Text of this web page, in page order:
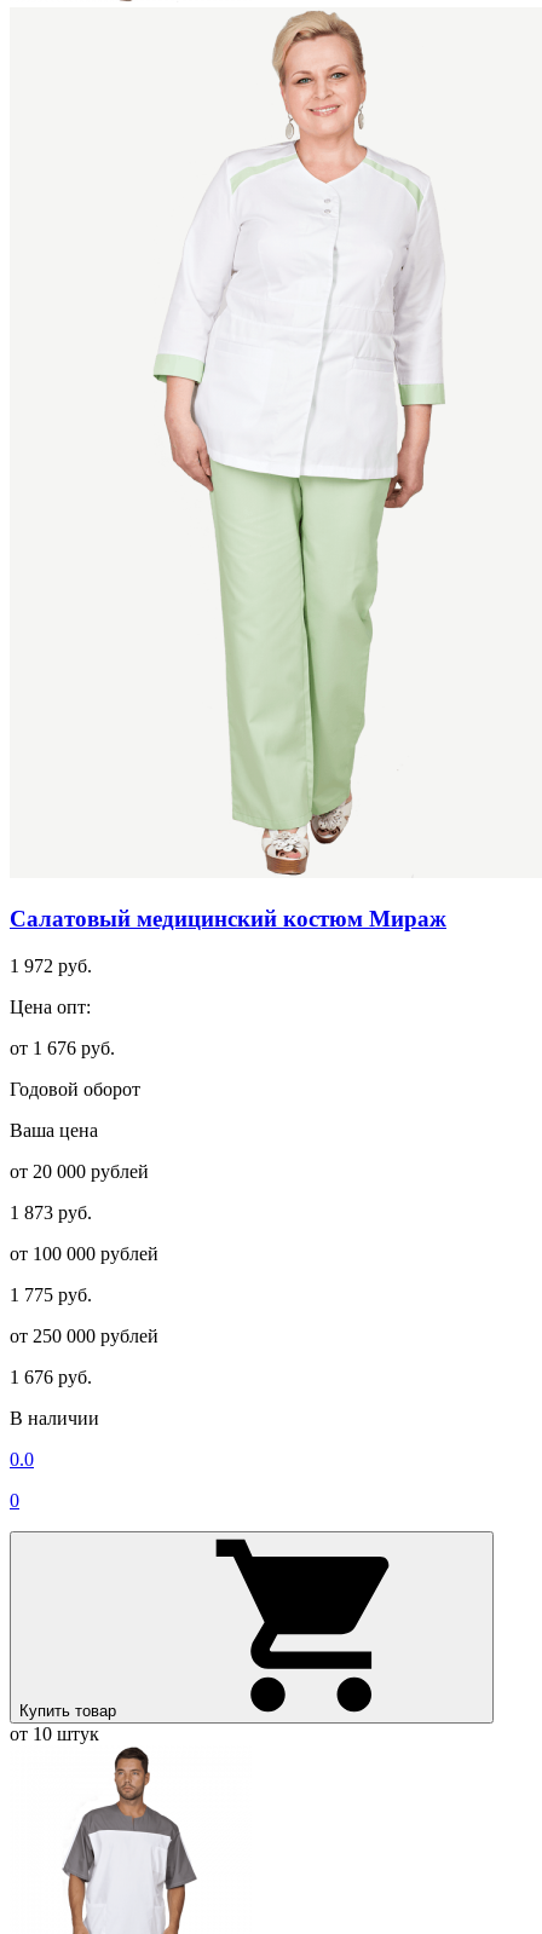
Салатовый медицинский костюм Мираж
1 972 руб.
Цена опт:
от 1 676 руб.
Годовой оборот
Ваша цена
от 20 000 рублей
1 873 руб.
от 100 000 рублей
1 775 руб.
от 250 000 рублей
1 676 руб.
В наличии
0.0
0
Купить товар
от 10 штук